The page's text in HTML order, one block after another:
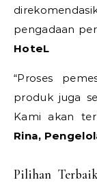
pengadaan
HoteL
“Proses
produk juga
Kami akan
Rina,
Pilihan